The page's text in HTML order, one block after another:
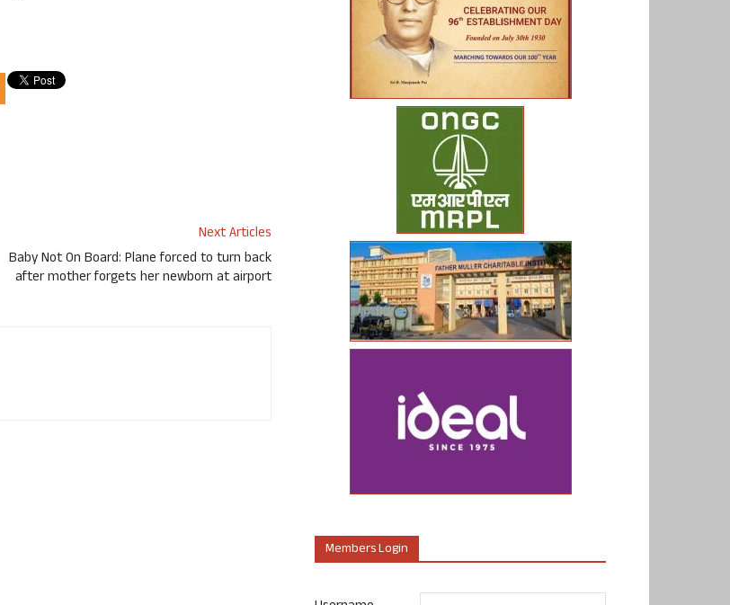
Next Articles
Baby Not On Board: Plane forced to turn back
after mother forgets her newborn at airport
Members Login